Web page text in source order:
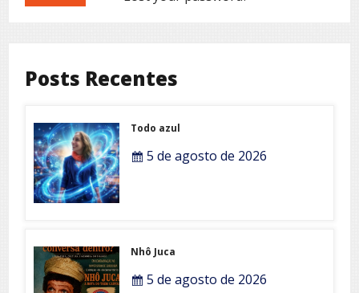
Posts Recentes
Todo azul
5 de agosto de 2026
Nhô Juca
5 de agosto de 2026